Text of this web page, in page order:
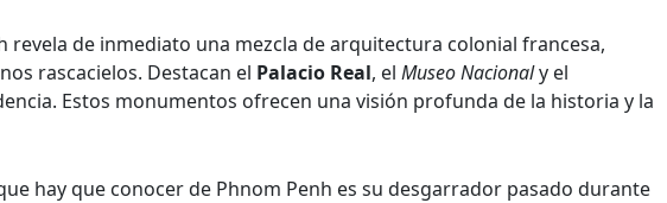
revela de inmediato una mezcla de arquitectura colonial francesa,
rascacielos. Destacan el Palacio Real, el Museo Nacionaly el
Estos monumentos ofrecen una visión profunda de la historia y la
hay que conocer de Phnom Penh es su desgarrador pasado durante